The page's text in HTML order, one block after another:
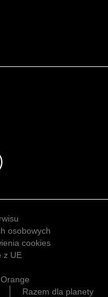
osobowych
cookies
z UE
Razem dla planety